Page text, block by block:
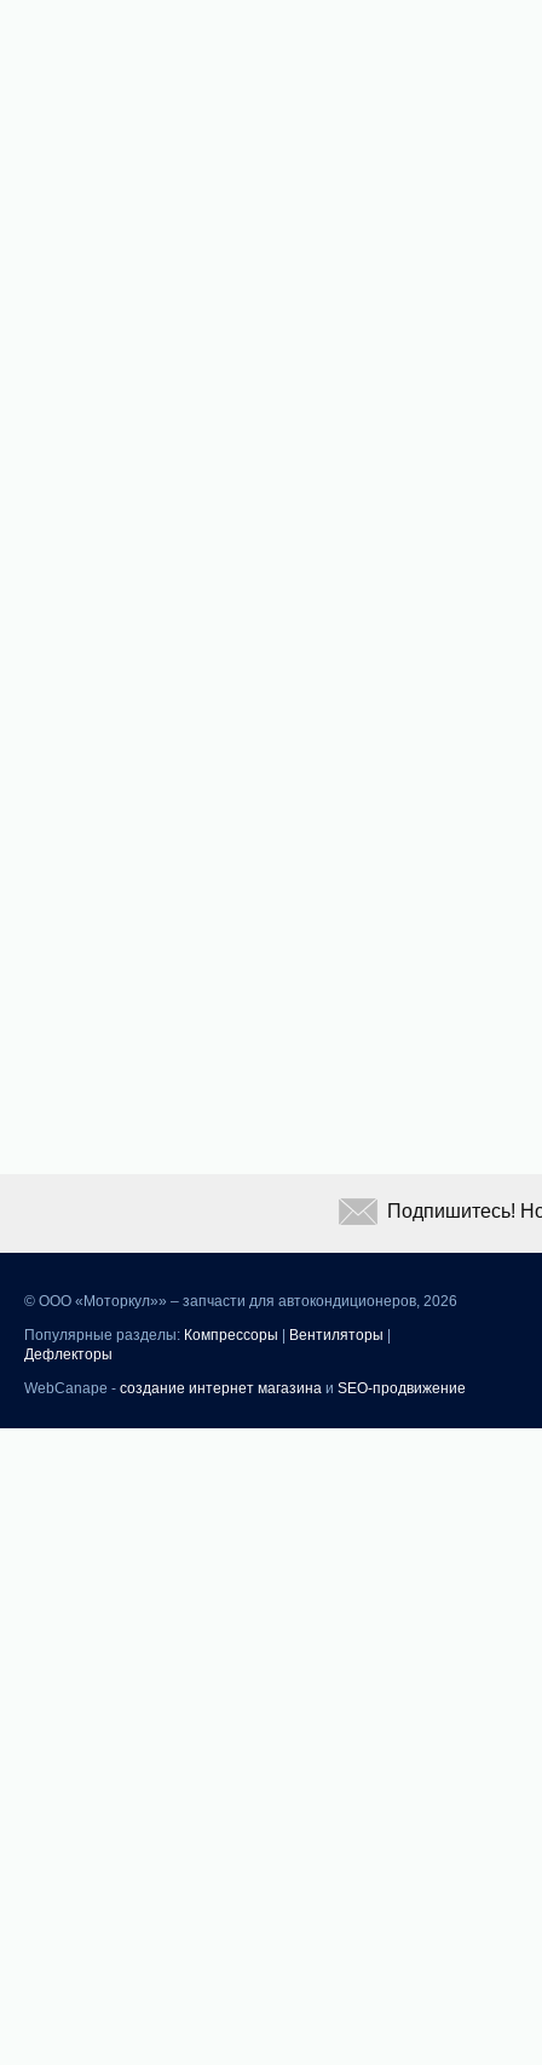
© ООО «Моторкул»» – запчасти для автокондиционеров, 2026
Популярные разделы: Компрессоры Вентиляторы
Дефлекторы
WebCanape - создание интернет магазина и SEO-продвижение
Подпишитесь!